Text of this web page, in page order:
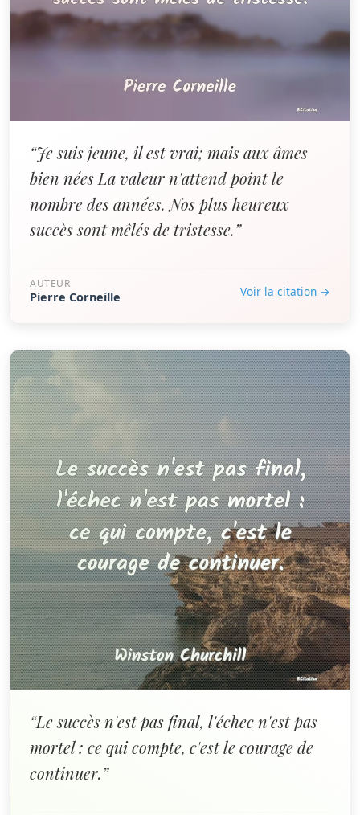
“Je suis jeune, il est vrai; mais aux âmes
bien nées La valeur n'attend point le
nombre des années. Nos plus heureux
succès sont mêlés de tristesse.”
AUTEUR
Pierre Corneille Voir la citation →
“Le succès n'est pas final, l'échec n'est pas
mortel : ce qui compte, c'est le courage de
continuer.”